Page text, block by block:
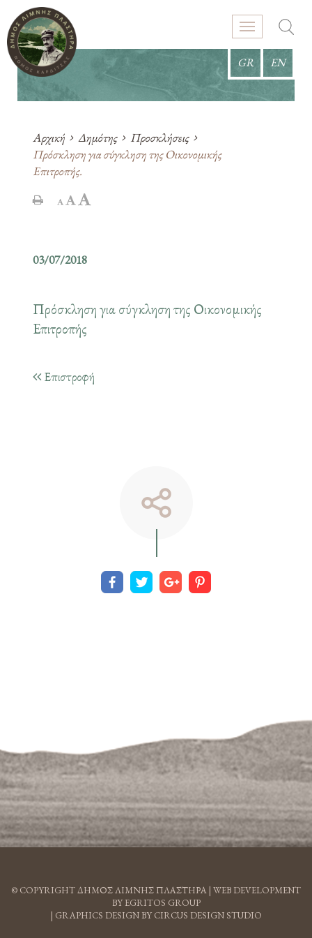
GR EN
Αρχική Δημότης
Προσκλήσεις
Πρόσκληση για σύγκληση της Οικονομικής
Επιτροπής.
03/07/2018
Πρόσκληση για σύγκληση της Οικονομικής
Επιτροπής
Επιστροφή
© COPYRIGHT ΔΗΜΟΣ ΛΙΜΝΗΣ ΠΛΑΣΤΗΡΑ | WEB DEVELOPMENT
BY EGRITOS GROUP
| GRAPHICS DESIGN BY CIRCUS DESIGN STUDIO